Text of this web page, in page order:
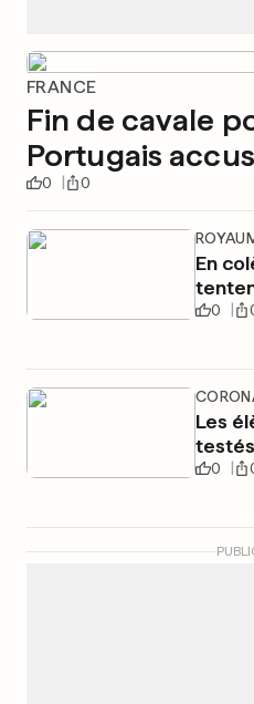
FRANCE
Fin de cavale
Portugais
0 0
En
0
Les
0